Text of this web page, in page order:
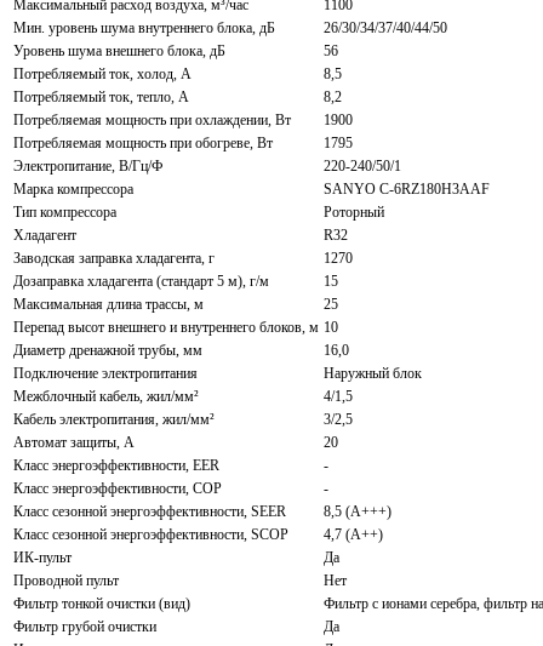
Максимальный расход воздуха, м³/час
1100
Мин. уровень шума внутреннего блока, дБ
26/30/34/37/40/44/50
Уровень шума внешнего блока, дБ
56
Потребляемый ток, холод, А
8,5
Потребляемый ток, тепло, А
8,2
Потребляемая мощность при охлаждении, Вт
1900
Потребляемая мощность при обогреве, Вт
1795
Электропитание, В/Гц/Ф
220-240/50/1
Марка компрессора
SANYO C-6RZ180H3AAF
Тип компрессора
Роторный
Хладагент
R32
Заводская заправка хладагента, г
1270
Дозаправка хладагента (стандарт 5 м), г/м
15
Максимальная длина трассы, м
25
Перепад высот внешнего и внутреннего блоков, м 10
Диаметр дренажной трубы, мм
16,0
Подключение электропитания
Наружный блок
Межблочный кабель, жил/мм²
4/1,5
Кабель электропитания, жил/мм²
3/2,5
Автомат защиты, А
20
Класс энергоэффективности, EER
-
Класс энергоэффективности, COP
-
Класс сезонной энергоэффективности, SEER
8,5 (A+++)
Класс сезонной энергоэффективности, SCOP
4,7 (A++)
ИК-пульт
Да
Проводной пульт
Нет
Фильтр тонкой очистки (вид)
Фильтр с ионами серебра, фильтр
Фильтр грубой очистки
Да